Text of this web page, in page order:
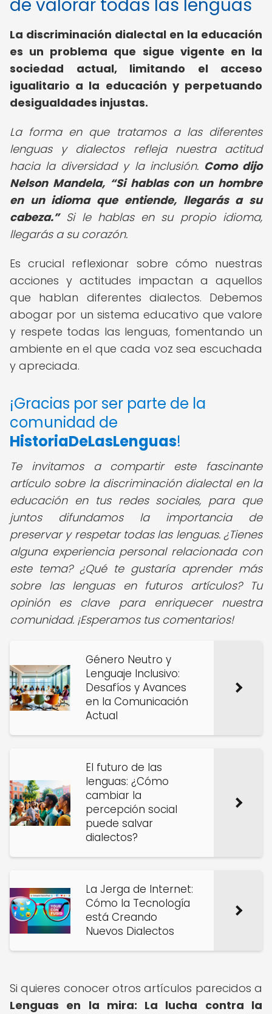
de valorar todas las lenguas
La discriminación dialectal en la educación
es un problema que sigue vigente en la
sociedad actual, limitando el acceso
igualitario a la educación y perpetuando
desigualdades injustas.
La forma en que tratamos a las diferentes
lenguas y dialectos refleja nuestra actitud
hacia la diversidad y la inclusión. Como dijo
Nelson Mandela,
Si hablas con un hombre
en un idioma que entiende, llegarás a su
cabeza. Si le hablas en su propio idioma,
llegarás a su corazón.
Es crucial reflexionar sobre cómo nuestras
acciones y actitudes impactan a aquellos
que hablan diferentes dialectos. Debemos
abogar por un sistema educativo que valore
y respete todas las lenguas, fomentando un
ambiente en el que cada voz sea escuchada
y apreciada.
¡Gracias por ser parte de la
comunidad de
HistoriaDeLasLenguas!
Te invitamos a compartir este fascinante
artículo sobre la discriminación dialectal en la
educación en tus redes sociales, para que
juntos difundamos la importancia de
preservar y respetar todas las lenguas. ¿Tienes
alguna experiencia personal relacionada con
este tema? ¿Qué te gustaría aprender más
sobre las lenguas en futuros artículos? Tu
opinión es clave para enriquecer nuestra
comunidad. ¡Esperamos tus comentarios!
Género Neutro y
Lenguaje Inclusivo:
Desafíos y Avances
en la Comunicación
Actual
El futuro de las
lenguas: ¿Cómo
cambiar la
percepción social
puede salvar
dialectos?
La Jerga de Internet:
Cómo la Tecnología
está Creando
Nuevos Dialectos
Si quieres conocer otros artículos parecidos a
Lenguas en la mira: La lucha contra la